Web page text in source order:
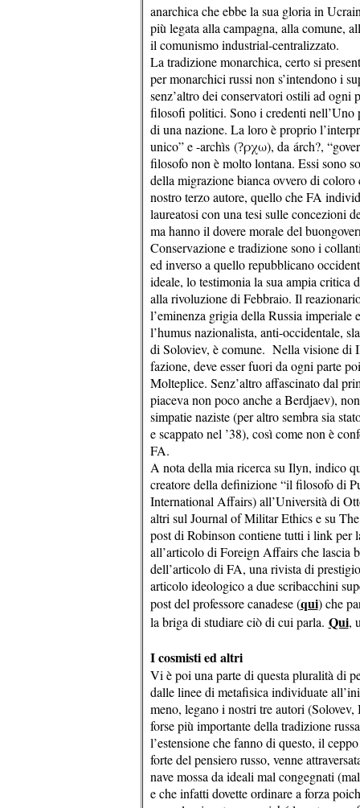
anarchica che ebbe la sua gloria in
più legata alla campagna, alla comune,
il comunismo industrial-centralizzato.
La tradizione monarchica, certo si
per monarchici russi non s’intendono i
senz’altro dei conservatori ostili ad
filosofi politici. Sono i credenti nell’Uno
di una nazione. La loro è proprio
unico” e -archìs (?ρχω), da árch?,
filosofo non è molto lontana. Essi sono
della migrazione bianca ovvero di
nostro terzo autore, quello che FA
laureatosi con una tesi sulle concezioni
ma hanno il dovere morale del
Conservazione e tradizione sono i
ed inverso a quello repubblicano
ideale, lo testimonia la sua ampia critica
alla rivoluzione di Febbraio. Il
l’eminenza grigia della Russia imperiale
l’humus nazionalista, anti-occidentale,
di Soloviev, è comune. Nella visione di
fazione, deve esser fuori da ogni parte
Molteplice. Senz’altro affascinato dal
piaceva non poco anche a Berdjaev),
simpatie naziste (per altro sembra sia
e scappato nel ’38), così come non è
FA.
A nota della mia ricerca su Ilyn, indico
creatore della definizione “il filosofo di
International Affairs) all’Università di
altri sul Journal of Militar Ethics e su
post di Robinson contiene tutti i link per
all’articolo di Foreign Affairs che lascia
dell’articolo di FA, una rivista di
articolo ideologico a due scribacchini
post del professore canadese (qui) che
la briga di studiare ciò di cui parla. Qui,
I cosmisti ed altri
Vi è poi una parte di questa pluralità di
dalle linee di metafisica individuate
meno, legano i nostri tre autori
forse più importante della tradizione
l’estensione che fanno di questo, il
forte del pensiero russo, venne
nave mossa da ideali mal congegnati
e che infatti dovette ordinare a forza